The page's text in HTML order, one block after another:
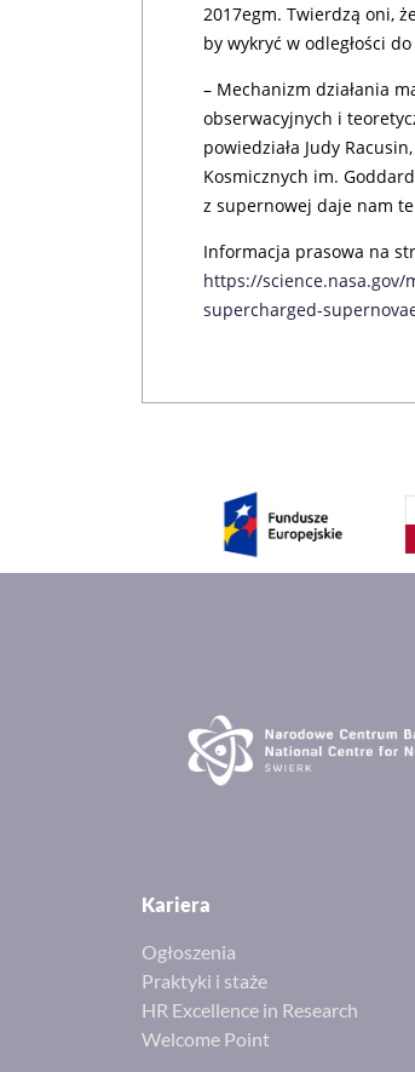
2017egm. Twierdzą oni,
by wykryć w odległości
– Mechanizm działania
obserwacyjnych i
powiedziała Judy
Kosmicznych im.
z supernowej daje nam
Informacja prasowa na
https://
supercharged-
Kariera
Ogłoszenia
Praktyki i staże
HR Excellence in Research
Welcome Point